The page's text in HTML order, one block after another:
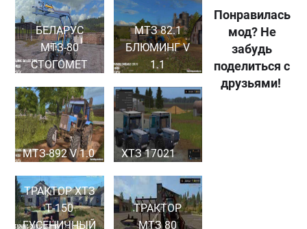
БЕЛАРУС
МТЗ-80
СТОГОМЕТ
МТЗ 82.1
БЛЮМИНГ V
1.1
МТЗ-892 V 1.0 ХТЗ 17021
ТРАКТОР ХТЗ
Т-150
ГУСЕНИЧНЫЙ
ТРАКТОР
МТЗ 80
Понравилась
мод? Не
забудь
поделиться с
друзьями!